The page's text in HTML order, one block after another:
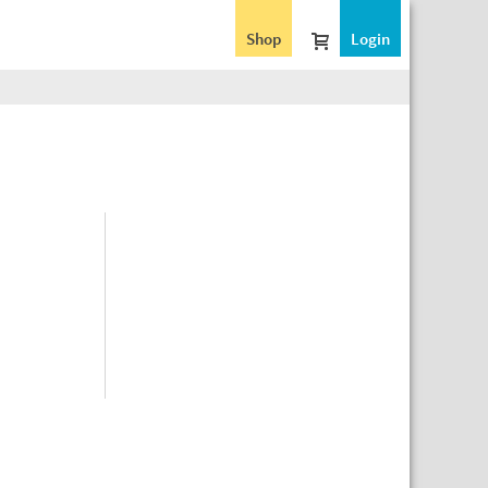
Login
Shop